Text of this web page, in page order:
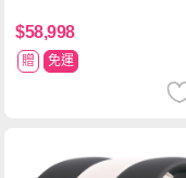
$58,998
贈 免運